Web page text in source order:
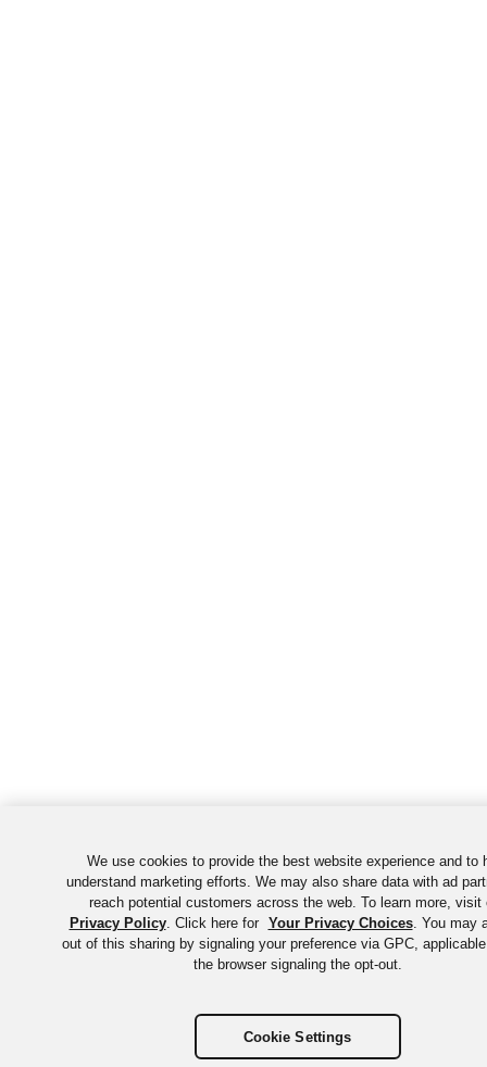
We use cookies to provide the best website experience and to
understand marketing efforts. We may also share data with ad
reach potential customers across the web. To learn more, visit
Privacy Policy. Click here for Your Privacy Choices. You may
out of this sharing by signaling your preference via GPC,
the browser signaling the opt-out.
Cookie Settings